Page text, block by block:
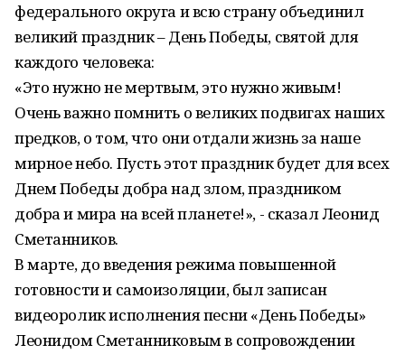
федерального округа и всю страну объединил
великий праздник – День Победы, святой для
каждого человека:
«Это нужно не мертвым, это нужно живым!
Очень важно помнить о великих подвигах наших
предков, о том, что они отдали жизнь за наше
мирное небо. Пусть этот праздник будет для всех
Днем Победы добра над злом, праздником
добра и мира на всей планете!», - сказал Леонид
Сметанников.
В марте, до введения режима повышенной
готовности и самоизоляции, был записан
видеоролик исполнения песни «День Победы»
Леонидом Сметанниковым в сопровождении